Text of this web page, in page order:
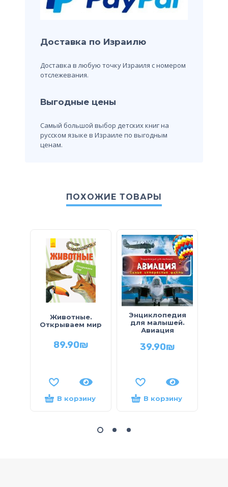
Доставка по Израилю
Доставка в любую точку Израиля с номером
отслежевания.
Выгодные цены
Самый большой выбор детских книг на
русском языке в Израиле по выгодным
ценам.
ПОХОЖИЕ ТОВАРЫ
Животные.
Открываем мир
89.90₪
В корзину
Энциклопедия
для малышей.
Авиация
39.90₪
В корзину